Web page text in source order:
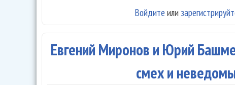
Войдите или
Евгений Миронов и Юрий
смех и